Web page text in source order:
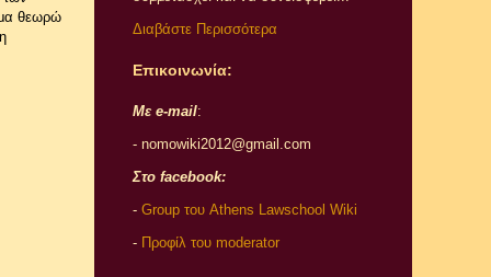
θεωρώ
Διαβάστε Περισσότερα
Επικοινωνία:
Με e-mail:
- nomowiki2012@gmail.com
Στο facebook:
- Group του Athens Lawschool Wiki
- Προφίλ του moderator